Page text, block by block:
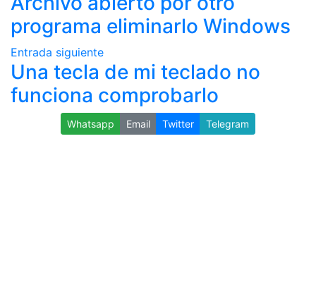
programa eliminarlo Windows
Entrada siguiente
Una tecla de mi teclado no
funciona comprobarlo
Whatsapp Email Twitter Telegram